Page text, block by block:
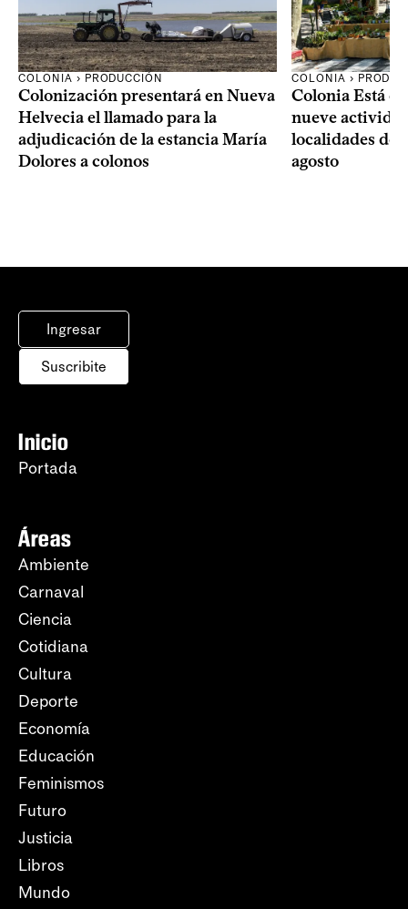
COLONIA › PRODUCCIÓN
Colonización presentará en Nueva
Helvecia el llamado para la
adjudicación de la estancia María
Dolores a colonos
COLONIA ›
Colonia Está
nueve
localidades del
agosto
Ingresar
Suscribite
Inicio
Portada
Áreas
Ambiente
Carnaval
Ciencia
Cotidiana
Cultura
Deporte
Economía
Educación
Feminismos
Futuro
Justicia
Libros
Mundo